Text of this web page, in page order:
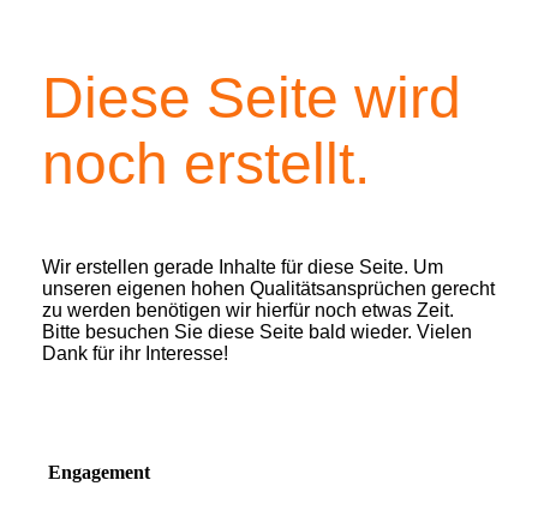
Diese Seite wird
noch erstellt.
Wir erstellen gerade Inhalte für diese Seite. Um
unseren eigenen hohen Qualitätsansprüchen gerecht
zu werden benötigen wir hierfür noch etwas Zeit.
Bitte besuchen Sie diese Seite bald wieder. Vielen
Dank für ihr Interesse!
Engagement